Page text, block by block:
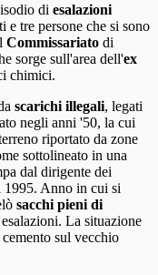
di esalazioni
e tre persone che si sono
Commissariato di
sorge sull'area dell'ex
chimici.
scarichi illegali, legati
negli anni '50, la cui
riportato da zone
sottolineato in una
dal dirigente dei
Anno in cui si
sacchi pieni di
La situazione
sul vecchio